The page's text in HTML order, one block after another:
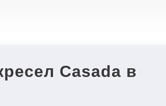
Casada в